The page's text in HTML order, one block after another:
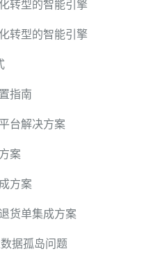
转型的智能引擎
转型的智能引擎
指南
台解决方案
案
方案
货单集成方案
据孤岛问题